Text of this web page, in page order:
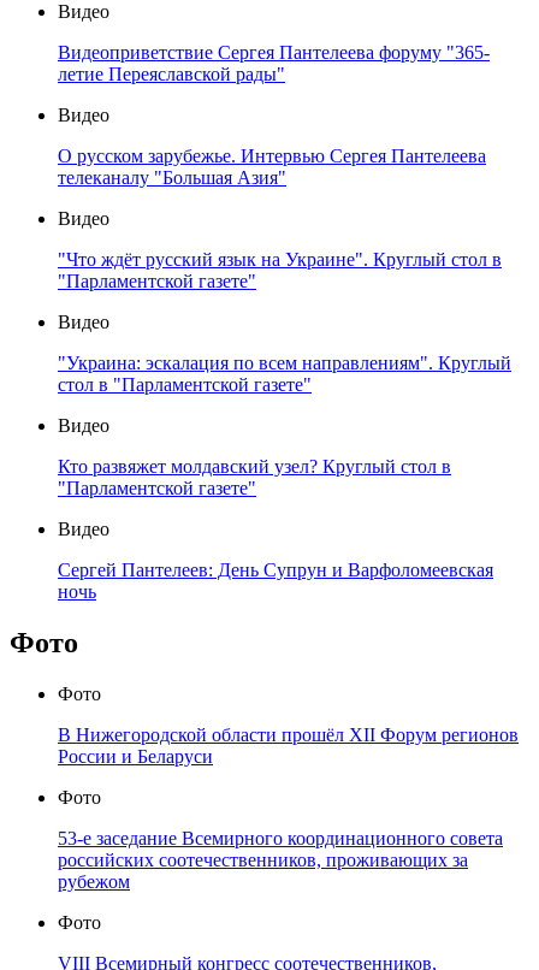
Видео
Видеоприветствие Сергея Пантелеева форуму "365-
летие Переяславской рады"
Видео
О русском зарубежье. Интервью Сергея Пантелеева
телеканалу "Большая Азия"
Видео
"Что ждёт русский язык на Украине". Круглый стол в
"Парламентской газете"
Видео
"Украина: эскалация по всем направлениям". Круглый
стол в "Парламентской газете"
Видео
Кто развяжет молдавский узел? Круглый стол в
"Парламентской газете"
Видео
Сергей Пантелеев: День Супрун и Варфоломеевская
ночь
Фото
Фото
В Нижегородской области прошёл XII Форум регионов
России и Беларуси
Фото
53-е заседание Всемирного координационного совета
российских соотечественников, проживающих за
рубежом
Фото
VIII Всемирный конгресс соотечественников,